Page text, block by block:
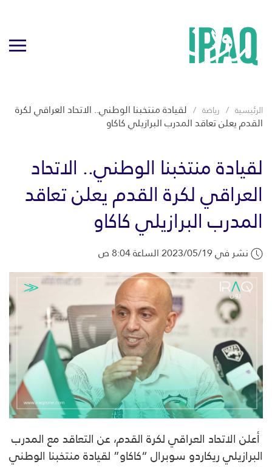
الرئيسية رياضة لقيادة منتخبنا الوطني.. الاتحاد العراقي لكرة
القدم يعلن تعاقد المدرب البرازيلي كاكاو
لقيادة منتخبنا الوطني.. الاتحاد
العراقي لكرة القدم يعلن تعاقد
المدرب البرازيلي كاكاو
نشر في 2023/05/19 الساعة 8:04 ص
أعلن الاتحاد العراقي لكرة القدم، عن التعاقد مع المدرب
البرازيلي ريكاردو سوبرال “كاكاو” لقيادة منتخبنا الوطني